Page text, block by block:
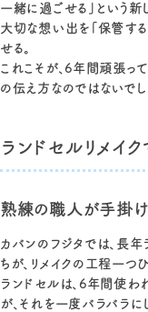
一緒に過ごせる」という新
大切な想い出を「保管する
せる。
これこそが、6年間頑張っ
の伝え方なのではないでし
ランドセルリメイ
熟練の職人が手掛
カバンのフジタでは、長
ちが、リメイクの工程一つ
ランドセルは、6年間使わ
が、それを一度バラバラに